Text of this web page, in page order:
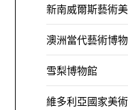
新南威爾斯藝術
澳洲當代藝術博
雪梨博物館
維多利亞國家美